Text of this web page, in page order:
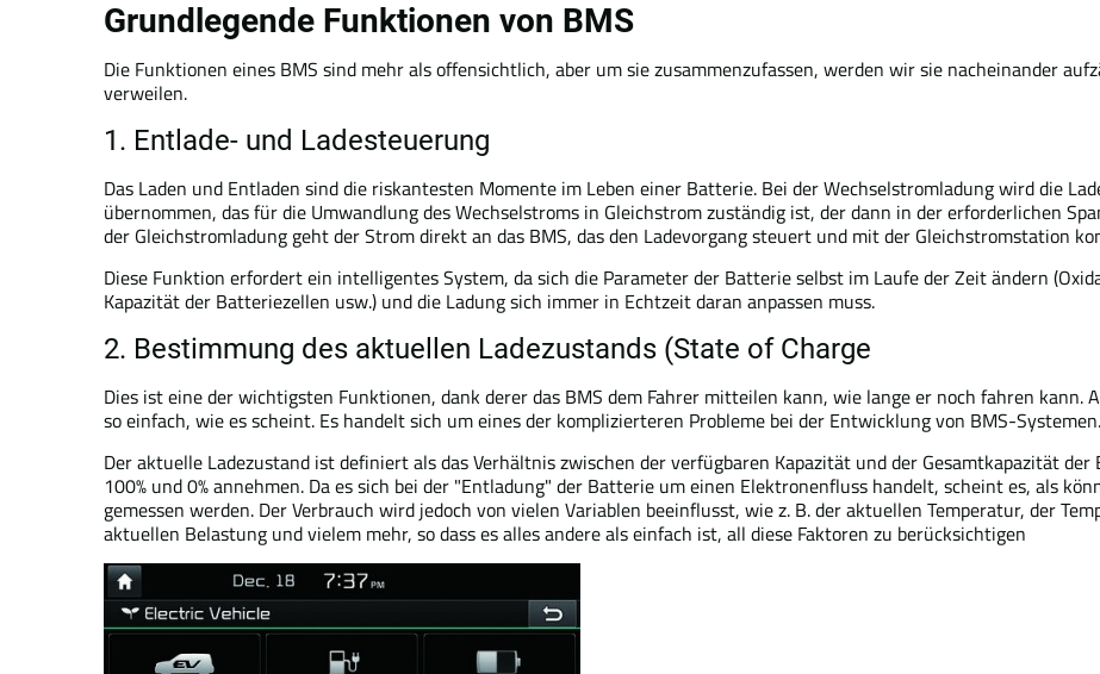
Grundlegende Funktionen von BMS
Die Funktionen eines BMS sind mehr als offensichtlich, aber um sie zusammenzufassen, werden wir sie nacheinander
verweilen.
1. Entlade- und Ladesteuerung
Das Laden und Entladen sind die riskantesten Momente im Leben einer Batterie. Bei der Wechselstromladung wird die
übernommen, das für die Umwandlung des Wechselstroms in Gleichstrom zuständig ist, der dann in der erforderlichen
der Gleichstromladung geht der Strom direkt an das BMS, das den Ladevorgang steuert und mit der Gleichstromstation
Diese Funktion erfordert ein intelligentes System, da sich die Parameter der Batterie selbst im Laufe der Zeit ändern
Kapazität der Batteriezellen usw.) und die Ladung sich immer in Echtzeit daran anpassen muss.
2. Bestimmung des aktuellen Ladezustands (State of Charge
Dies ist eine der wichtigsten Funktionen, dank derer das BMS dem Fahrer mitteilen kann, wie lange er noch fahren kann.
so einfach, wie es scheint. Es handelt sich um eines der komplizierteren Probleme bei der Entwicklung von BMS-Systemen.
Der aktuelle Ladezustand ist definiert als das Verhältnis zwischen der verfügbaren Kapazität und der Gesamtkapazität
100% und 0% annehmen. Da es sich bei der "Entladung" der Batterie um einen Elektronenfluss handelt, scheint es, als
gemessen werden. Der Verbrauch wird jedoch von vielen Variablen beeinflusst, wie z. B. der aktuellen Temperatur, der
aktuellen Belastung und vielem mehr, so dass es alles andere als einfach ist, all diese Faktoren zu berücksichtigen